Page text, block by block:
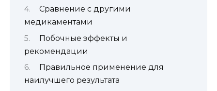
Сравнение с другими
медикаментами
Побочные эффекты и
рекомендации
Правильное применение для
наилучшего результата